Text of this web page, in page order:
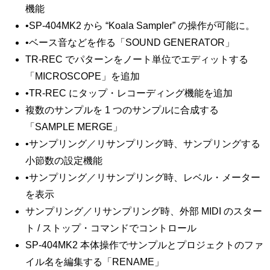
機能
•SP-404MK2 から “Koala Sampler” の操作が可能に。
•ベース音などを作る「SOUND GENERATOR」
TR-REC でパターンをノート単位でエディットする
「MICROSCOPE」を追加
•TR-REC にタップ・レコーディング機能を追加
複数のサンプルを 1 つのサンプルに合成する
「SAMPLE MERGE」
•サンプリング／リサンプリング時、サンプリングする
小節数の設定機能
•サンプリング／リサンプリング時、レベル・メーター
を表示
サンプリング／リサンプリング時、外部 MIDI のスター
ト / ストップ・コマンドでコントロール
SP-404MK2 本体操作でサンプルとプロジェクトのファ
イル名を編集する「RENAME」